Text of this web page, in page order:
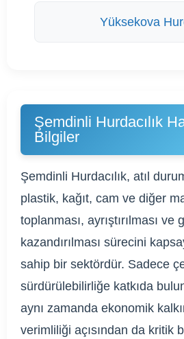
Yüksekova
Şemdinli Hurdacılık
Bilgiler
Şemdinli Hurdacılık, atıl
plastik, kağıt, cam ve diğer
toplanması, ayrıştırılması
kazandırılması sürecini
sahip bir sektördür. Sadece
sürdürülebilirliğe katkıda
aynı zamanda ekonomik
verimliliği açısından da kritik